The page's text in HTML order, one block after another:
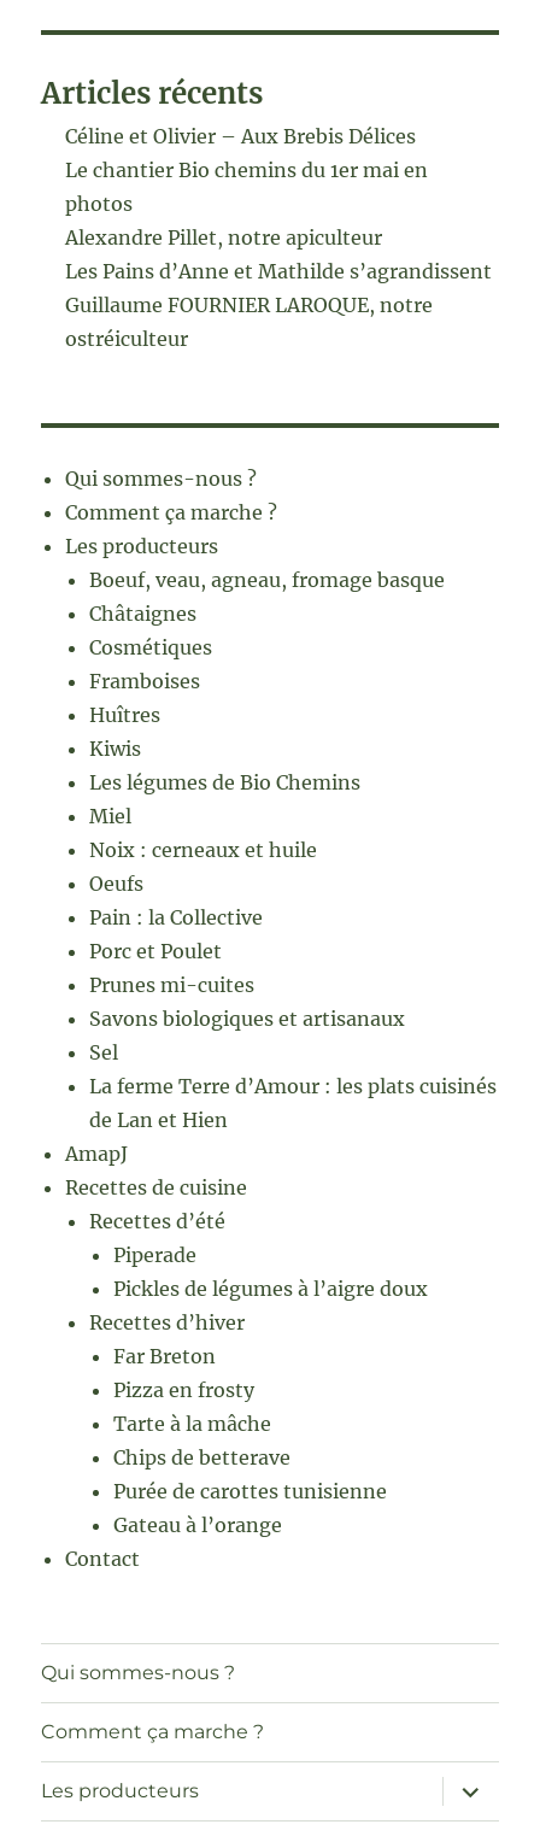
Articles récents
Céline et Olivier – Aux Brebis Délices
Le chantier Bio chemins du 1er mai en
photos
Alexandre Pillet, notre apiculteur
Les Pains d’Anne et Mathilde s’agrandissent
Guillaume FOURNIER LAROQUE, notre
ostréiculteur
Qui sommes-nous ?
Comment ça marche ?
Les producteurs
Boeuf, veau, agneau, fromage basque
Châtaignes
Cosmétiques
Framboises
Huîtres
Kiwis
Les légumes de Bio Chemins
Miel
Noix : cerneaux et huile
Oeufs
Pain : la Collective
Porc et Poulet
Prunes mi-cuites
Savons biologiques et artisanaux
Sel
La ferme Terre d’Amour : les plats cuisinés
de Lan et Hien
AmapJ
Recettes de cuisine
Recettes d’été
Piperade
Pickles de légumes à l’aigre doux
Recettes d’hiver
Far Breton
Pizza en frosty
Tarte à la mâche
Chips de betterave
Purée de carottes tunisienne
Gateau à l’orange
Contact
Qui sommes-nous ?
Comment ça marche ?
Les producteurs
ouvrir
le
sous-